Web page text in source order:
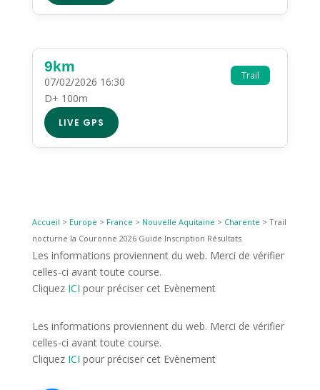
Trail
9km
07/02/2026 16:30
D+ 100m
LIVE GPS
Accueil > Europe > France > Nouvelle Aquitaine > Charente > Trail
nocturne la Couronne 2026 Guide Inscription Résultats
Les informations proviennent du web. Merci de vérifier
celles-ci avant toute course.
Cliquez ICI pour préciser cet Evènement
Les informations proviennent du web. Merci de vérifier
celles-ci avant toute course.
Cliquez ICI pour préciser cet Evènement